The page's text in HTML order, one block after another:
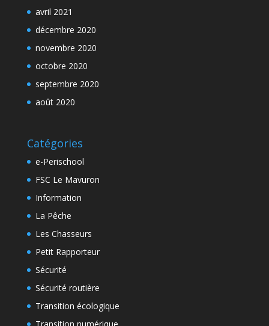
avril 2021
décembre 2020
novembre 2020
octobre 2020
septembre 2020
août 2020
Catégories
e-Perischool
FSC Le Mavuron
Information
La Pêche
Les Chasseurs
Petit Rapporteur
Sécurité
Sécurité routière
Transition écologique